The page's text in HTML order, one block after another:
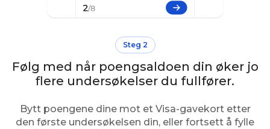
Steg 2
Følg med når poengsaldoen din øker jo
flere undersøkelser du fullfører.
Bytt poengene dine mot et Visa-gavekort etter
den første undersøkelsen din, eller fortsett å fylle